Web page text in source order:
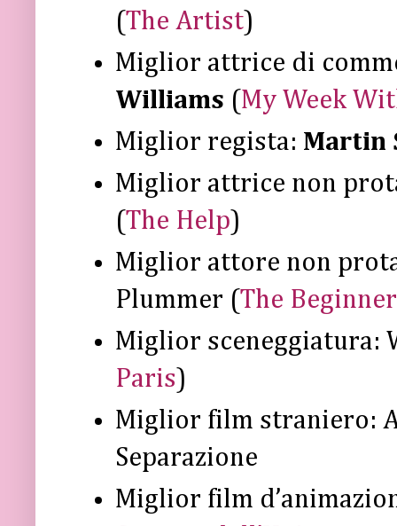
(The Artist)
Miglior attrice di
Williams (My Week
Miglior regista: Martin
Miglior attrice non
(The Help)
Miglior attore non
Plummer (The
Miglior sceneggiatura:
Paris)
Miglior film straniero:
Separazione
Miglior film